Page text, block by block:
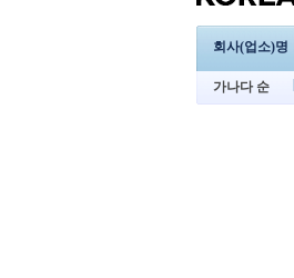
회사(업소)명
가나다 순